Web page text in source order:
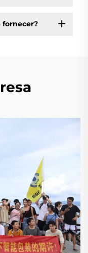
fornecer?